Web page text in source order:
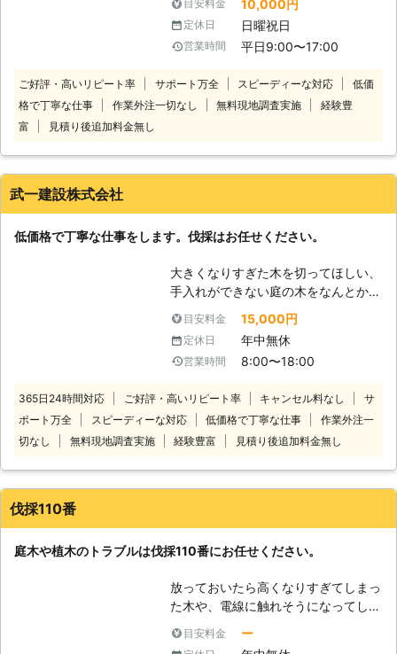
いった際は、愛知県名古屋市西区で活
動している当店までお気軽にご連絡く
で40年以上の仕事歴を持っていま
す。 経験豊富で実績豊富な庭木伐採
の担当スタッフがお伺いいたしますの
弊社の担当スタッフは丁寧な作業を心
がけており、作業後の清掃やゴミ回収
は、遠慮なく弊社までお問合せくださ
目安料金 10,000円
定休日 日曜祝日
営業時間 平日9:00〜17:00
ご好評・高いリピート率 サポート万全 スピーディーな対応
低価
格で丁寧な仕事
作業外注一切なし 無料現地調査実施
経験豊
富
見積り後追加料金無し
武一建設株式会社
低価格で丁寧な仕事をします。伐採はお任せください。
大きくなりすぎた木を切ってほしい、
手入れができない庭の木をなんとかし
てほしいなどお悩みがあれば木を伐採
しませんか？ 手入れが行き届いてい
ない庭木は台風などの強風で木が折れ
てしまい、人や建物に倒れて事故につ
前に伐採してスッキリしましょう。
その際はぜひ当社にお任せください。
当社はあらゆる庭木の伐採を得意とし
所に生えた庭木などスピーディーに伐
いませ。
目安料金 15,000円
定休日 年中無休
営業時間 8:00〜18:00
365日24時間対応 ご好評・高いリピート率 キャンセル料なし
サ
ポート万全
スピーディーな対応 低価格で丁寧な仕事
作業外注一
切なし
無料現地調査実施 経験豊富 見積り後追加料金無し
伐採110番
庭木や植木のトラブルは伐採110番にお任せください。
放っておいたら高くなりすぎてしまっ
た木や、電線に触れそうになってしま
なくなってしまった木はありません
目安料金 ー